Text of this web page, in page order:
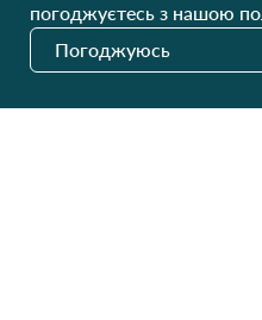
Наші оновлення
погоджуєтесь з нашою
Погоджуюсь